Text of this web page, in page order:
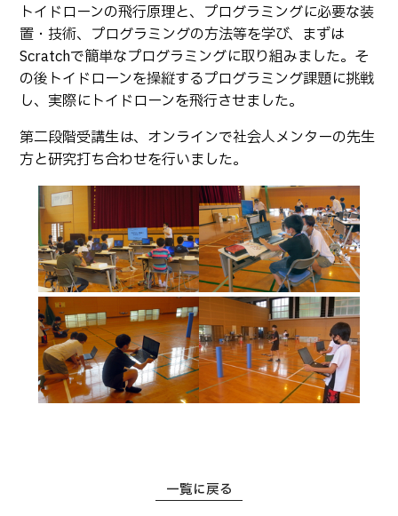
トイドローンの飛行原理と、プログラミングに必要な装
置・技術、プログラミングの方法等を学び、まずは
Scratchで簡単なプログラミングに取り組みました。そ
の後トイドローンを操縦するプログラミング課題に挑戦
し、実際にトイドローンを飛行させました。
第二段階受講生は、オンラインで社会人メンターの先生
方と研究打ち合わせを行いました。
一覧に戻る